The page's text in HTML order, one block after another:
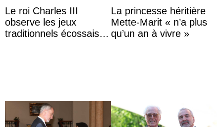
Le roi Charles III
observe les jeux
traditionnels écossais
La princesse héritière
Mette-Marit « n’a plus
qu’un an à vivre »